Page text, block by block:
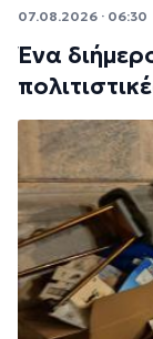
07.08.2026 · 06:30
Ένα